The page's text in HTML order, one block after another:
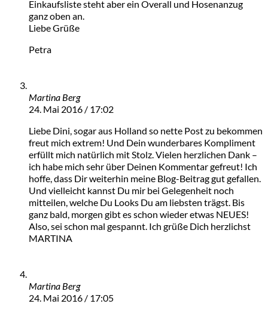
Einkaufsliste steht aber ein Overall und Hosenanzug
ganz oben an.
Liebe Grüße
Petra
Martina Berg
24. Mai 2016 / 17:02
Liebe Dini, sogar aus Holland so nette Post zu bekommen
freut mich extrem! Und Dein wunderbares Kompliment
erfüllt mich natürlich mit Stolz. Vielen herzlichen Dank –
ich habe mich sehr über Deinen Kommentar gefreut! Ich
hoffe, dass Dir weiterhin meine Blog-Beitrag gut gefallen.
Und vielleicht kannst Du mir bei Gelegenheit noch
mitteilen, welche Du Looks Du am liebsten trägst. Bis
ganz bald, morgen gibt es schon wieder etwas NEUES!
Also, sei schon mal gespannt. Ich grüße Dich herzlichst
MARTINA
Martina Berg
24. Mai 2016 / 17:05